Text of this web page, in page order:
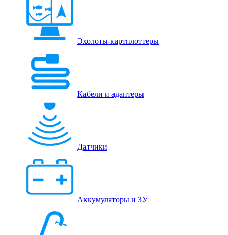
Эхолоты-картплоттеры
Кабели и адаптеры
Датчики
Аккумуляторы и ЗУ